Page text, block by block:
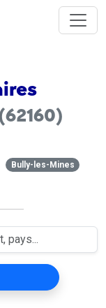
Bully-les-Mines